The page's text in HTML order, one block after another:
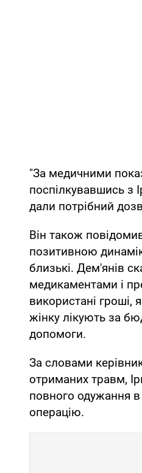
"За медичними
поспілкувавшись з
дали потрібний
Він також
позитивною
близькі. Дем'янів
медикаментами і
використані гроші,
жінку лікують за
допомоги.
За словами
отриманих травм,
повного одужання
операцію.